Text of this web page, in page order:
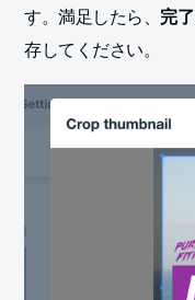
す。満足したら、完了
存してください。